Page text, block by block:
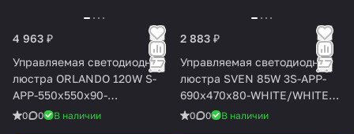
4 963 ₽
Управляемая светодиодная
люстра ORLANDO 120W S-
APP-550x550x90-
WHITE/WOOD/WHITE-220-
0 0 В наличии
2 883 ₽
Управляемая светодиодная
люстра SVEN 85W 3S-APP-
690x470x80-WHITE/WHITE-
220-IP20
0 0 В наличии